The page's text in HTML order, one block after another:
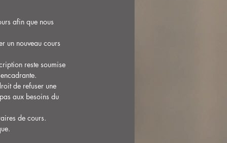
afin que nous
un nouveau cours
reste soumise
de refuser une
aux besoins du
de cours.